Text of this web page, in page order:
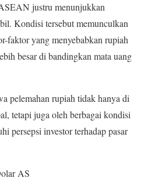
justru menunjukkan
Kondisi tersebut memunculkan
faktor yang menyebabkan rupiah
besar di bandingkan mata uang
pelemahan rupiah tidak hanya di
tetapi juga oleh berbagai kondisi
persepsi investor terhadap pasar
AS